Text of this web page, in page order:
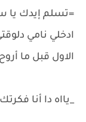
=تسلم إيدك يا
ادخلي نامي
الاول قبل ما
_يااه دا أنا